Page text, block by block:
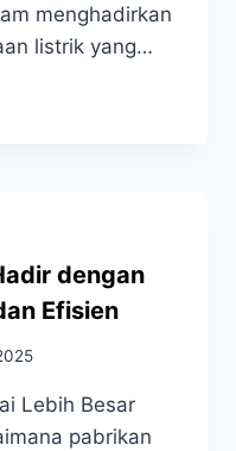
menghadirkan
listrik yang…
dengan
Efisien
Lebih Besar
pabrikan